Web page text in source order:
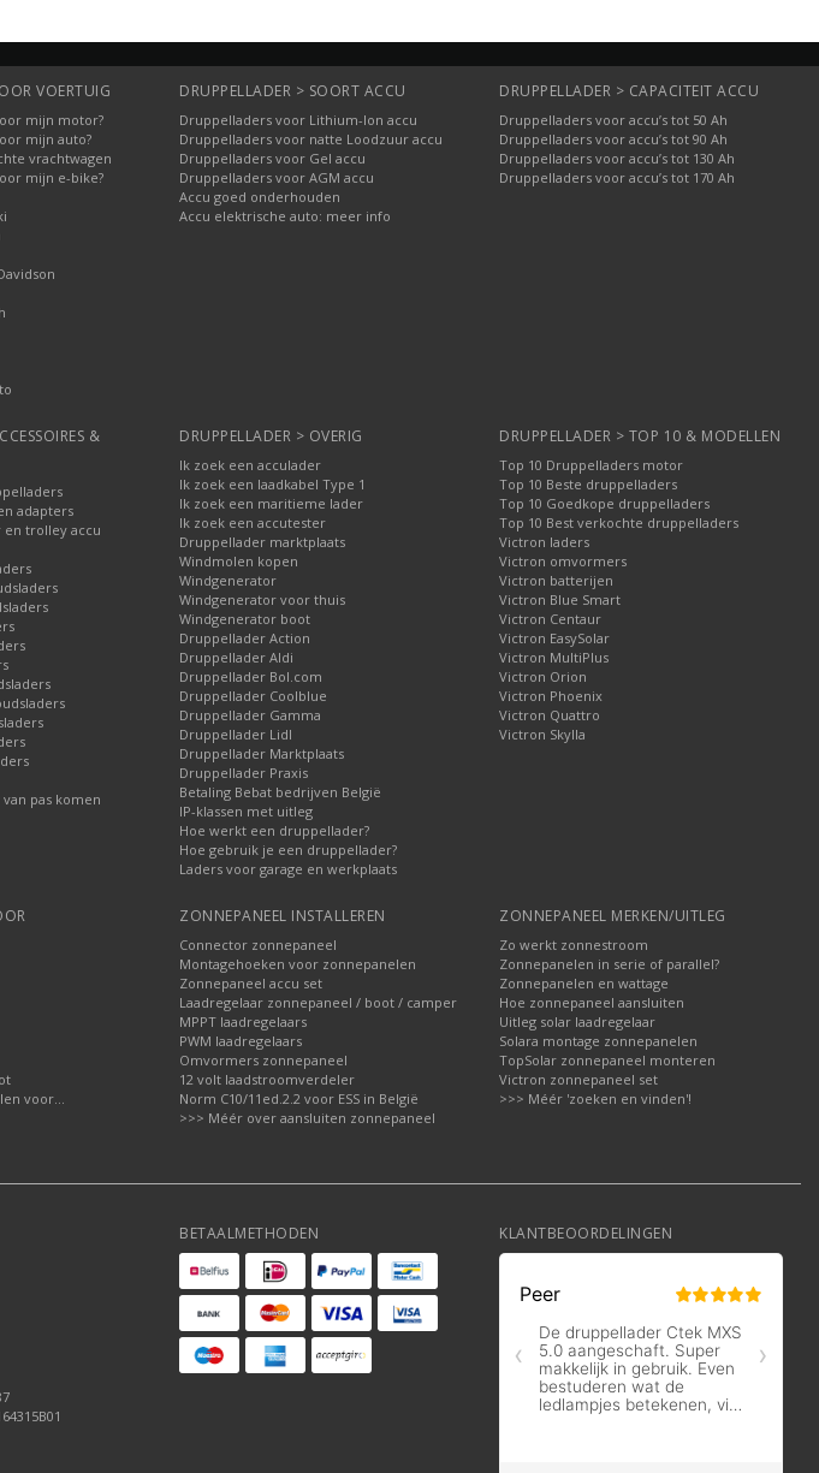
VOERTUIG
mijn motor?
mijn auto?
vrachtwagen
mijn e-bike?
DRUPPELLADER > SOORT ACCU
Druppelladers voor Lithium-Ion accu
Druppelladers voor natte Loodzuur accu
Druppelladers voor Gel accu
Druppelladers voor AGM accu
Accu goed onderhouden
Accu elektrische auto: meer info
DRUPPELLADER > CAPACITEIT ACCU
Druppelladers voor accu’s tot 50 Ah
Druppelladers voor accu’s tot 90 Ah
Druppelladers voor accu’s tot 130 Ah
Druppelladers voor accu’s tot 170 Ah
&
adapters
en trolley accu
pas komen
DRUPPELLADER > OVERIG
Ik zoek een acculader
Ik zoek een laadkabel Type 1
Ik zoek een maritieme lader
Ik zoek een accutester
Druppellader marktplaats
Windmolen kopen
Windgenerator
Windgenerator voor thuis
Windgenerator boot
Druppellader Action
Druppellader Aldi
Druppellader Bol.com
Druppellader Coolblue
Druppellader Gamma
Druppellader Lidl
Druppellader Marktplaats
Druppellader Praxis
Betaling Bebat bedrijven België
IP-klassen met uitleg
Hoe werkt een druppellader?
Hoe gebruik je een druppellader?
Laders voor garage en werkplaats
DRUPPELLADER > TOP 10 & MODELLEN
Top 10 Druppelladers motor
Top 10 Beste druppelladers
Top 10 Goedkope druppelladers
Top 10 Best verkochte druppelladers
Victron laders
Victron omvormers
Victron batterijen
Victron Blue Smart
Victron Centaur
Victron EasySolar
Victron MultiPlus
Victron Orion
Victron Phoenix
Victron Quattro
Victron Skylla
voor...
ZONNEPANEEL INSTALLEREN
Connector zonnepaneel
Montagehoeken voor zonnepanelen
Zonnepaneel accu set
Laadregelaar zonnepaneel / boot / camper
MPPT laadregelaars
PWM laadregelaars
Omvormers zonnepaneel
12 volt laadstroomverdeler
Norm C10/11ed.2.2 voor ESS in België
>>> Méér over aansluiten zonnepaneel
ZONNEPANEEL MERKEN/UITLEG
Zo werkt zonnestroom
Zonnepanelen in serie of parallel?
Zonnepanelen en wattage
Hoe zonnepaneel aansluiten
Uitleg solar laadregelaar
Solara montage zonnepanelen
TopSolar zonnepaneel monteren
Victron zonnepaneel set
>>> Méér 'zoeken en vinden'!
BETAALMETHODEN KLANTBEOORDELINGEN